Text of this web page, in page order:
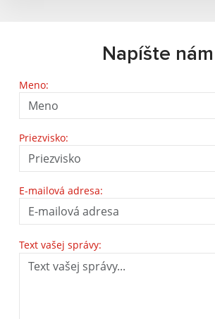
Napíšte nám
Meno:
Priezvisko:
E-mailová adresa:
Text vašej správy: